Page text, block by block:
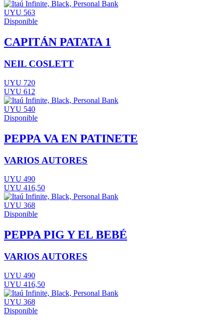
UYU 563
Disponible
CAPITÁN PATATA 1
NEIL COSLETT
UYU 720
UYU 612
UYU 540
Disponible
PEPPA VA EN PATINETE
VARIOS AUTORES
UYU 490
UYU 416,50
UYU 368
Disponible
PEPPA PIG Y EL BEBÉ
VARIOS AUTORES
UYU 490
UYU 416,50
UYU 368
Disponible